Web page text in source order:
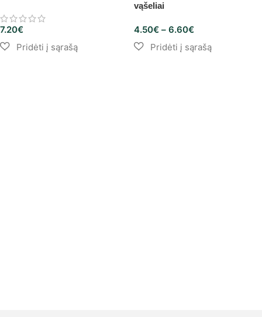
7.20€
vąšeliai
4.50€ – 6.60€